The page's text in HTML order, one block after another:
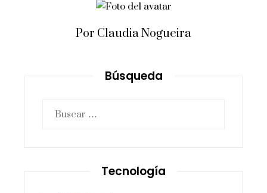
Por Claudia Nogueira
Búsqueda
Tecnología